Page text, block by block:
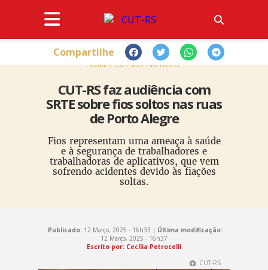
HOME CUT-RS NOTÍCIAS
CUT-RS faz audiência com
SRTE sobre fios soltos nas ruas
de Porto Alegre
Fios representam uma ameaça à saúde
e à segurança de trabalhadores e
trabalhadoras de aplicativos, que vem
sofrendo acidentes devido às fiações
soltas.
Compartilhe
Publicado:12 Março, 2025 - 16h33 | Última modificação:
12 Março, 2025 - 16h37
Escrito por: Cecília Petrocelli
CUT-RS